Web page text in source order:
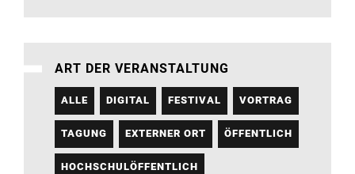
ART DER VERANSTALTUNG
ALLE DIGITAL FESTIVAL VORTRAG
TAGUNG EXTERNER ORT ÖFFENTLICH
HOCHSCHULÖFFENTLICH